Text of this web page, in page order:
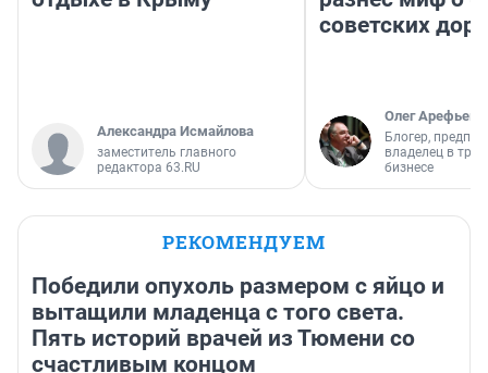
Александра Исмайлова
заместитель главного
редактора 63.RU
советских
Олег Арефьев
Блогер,
владелец в
бизнесе
РЕКОМЕНДУЕМ
Победили опухоль размером с яйцо и
вытащили младенца с того света.
Пять историй врачей из Тюмени со
счастливым концом